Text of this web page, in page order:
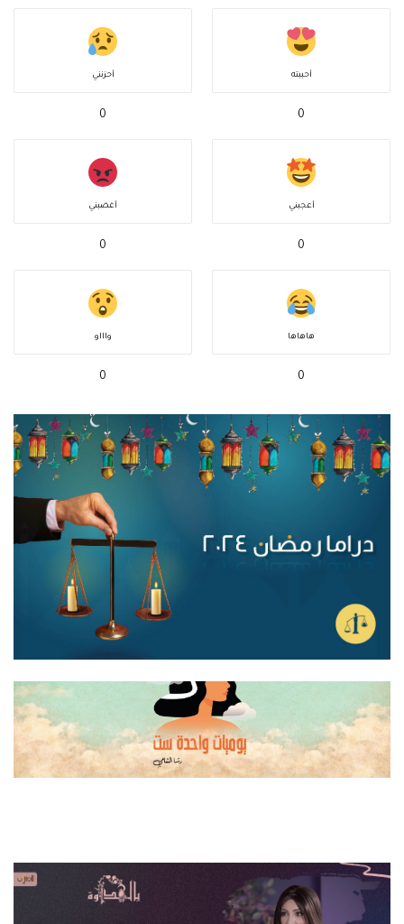
أحببته
0
أحزنني
0
أعجبني
0
أغضبني
0
هاهاها
0
واااو
0